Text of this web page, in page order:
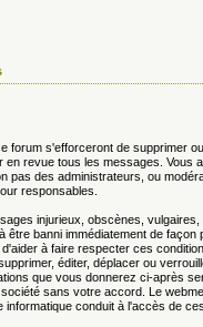
forum s'efforceront de supprimer
en revue tous les messages.
pas des administrateurs, ou
responsables.
injurieux, obscènes,
être banni immédiatement de
à faire respecter ces
éditer, déplacer ou
que vous donnerez ci-après
sans votre accord. Le
conduit à l'accès de